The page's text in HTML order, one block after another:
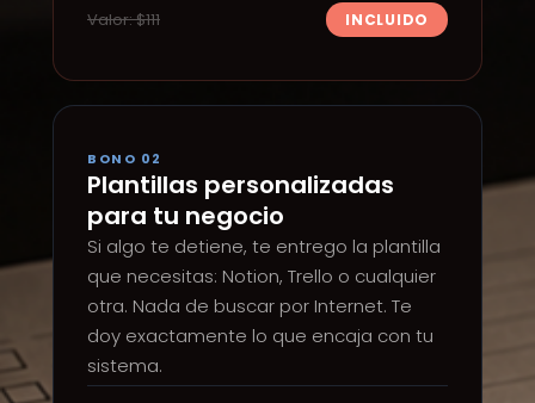
Valor: $111 INCLUIDO
BONO 02
Plantillas personalizadas
para tu negocio
Si algo te detiene, te entrego la plantilla
que necesitas: Notion, Trello o cualquier
otra. Nada de buscar por Internet. Te
doy exactamente lo que encaja con tu
sistema.